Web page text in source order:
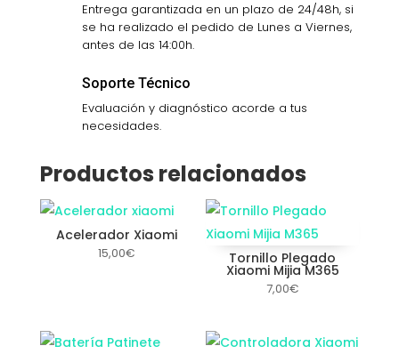
Entrega garantizada en un plazo de 24/48h, si
se ha realizado el pedido de Lunes a Viernes,
antes de las 14:00h.
Soporte Técnico
Evaluación y diagnóstico acorde a tus
necesidades.
Productos relacionados
Acelerador Xiaomi
15,00€ Tornillo Plegado
Xiaomi Mijia M365
7,00€